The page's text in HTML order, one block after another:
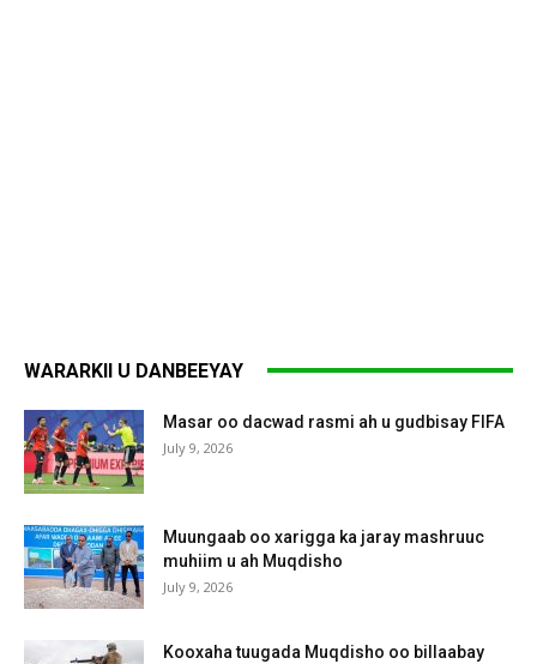
WARARKII U DANBEEYAY
Masar oo dacwad rasmi ah u gudbisay FIFA
July 9, 2026
Muungaab oo xarigga ka jaray mashruuc
muhiim u ah Muqdisho
July 9, 2026
Kooxaha tuugada Muqdisho oo billaabay